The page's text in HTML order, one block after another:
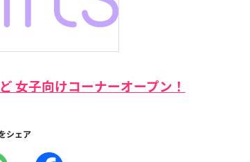
女子向けコーナーオープン！
シェア